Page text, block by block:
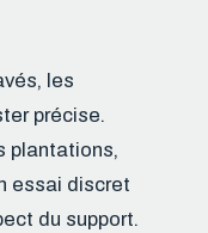
les
précise.
plantations,
essai discret
du support.